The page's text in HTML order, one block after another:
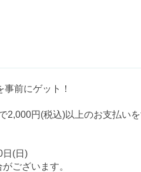
事前にゲット！
2,000円(税込)以上のお支払い
日(日)
ございます。